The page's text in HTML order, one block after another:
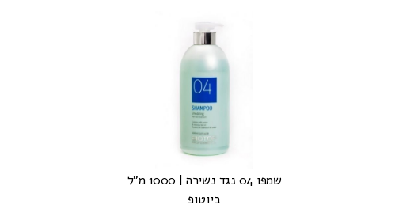
שמפו 04 נגד נשירה | 1000 מ"ל
ביוטופ